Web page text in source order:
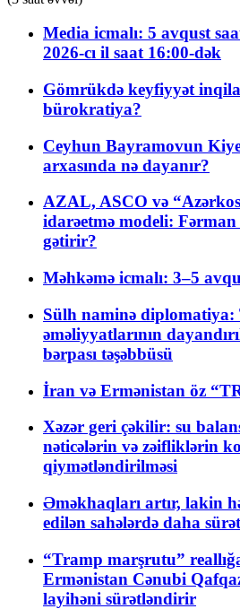
Media icmalı: 5 avqust
2026-cı il saat 16:00-dək
Gömrükdə keyfiyyət
bürokratiya?
Ceyhun Bayramovun
arxasında nə dayanır?
AZAL, ASCO və
idarəetmə modeli:
gətirir?
Məhkəmə icmalı: 3–5
Sülh naminə diplomatiya:
əməliyyatlarının
bərpası təşəbbüsü
İran və Ermənistan öz
Xəzər geri çəkilir: su
nəticələrin və zəifliklərin
qiymətləndirilməsi
Əməkhaqları artır, lakin
edilən sahələrdə daha
“Tramp marşrutu”
Ermənistan Cənubi
layihəni sürətləndirir